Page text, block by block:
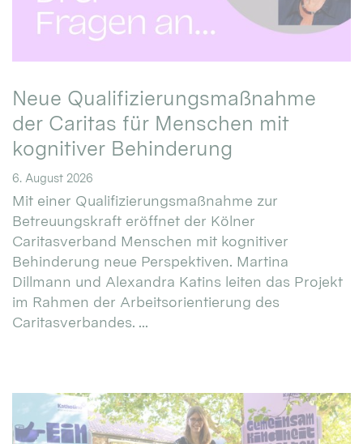
Neue Qualifizierungsmaßnahme
der Caritas für Menschen mit
kognitiver Behinderung
6. August 2026
Mit einer Qualifizierungsmaßnahme zur
Betreuungskraft eröffnet der Kölner
Caritasverband Menschen mit kognitiver
Behinderung neue Perspektiven. Martina
Dillmann und Alexandra Katins leiten das Projekt
im Rahmen der Arbeitsorientierung des
Caritasverbandes. ...